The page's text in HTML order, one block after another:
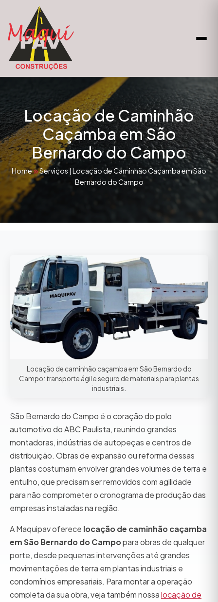
Locação de Caminhão
Caçamba em São
Bernardo do Campo
Home Serviços | Locação de Caminhão Caçamba em São
Bernardo do Campo
Locação de caminhão caçamba em São Bernardo do
Campo: transporte ágil e seguro de materiais para plantas
industriais.
São Bernardo do Campo é o coração do polo
automotivo do ABC Paulista, reunindo grandes
montadoras, indústrias de autopeças e centros de
distribuição. Obras de expansão ou reforma dessas
plantas costumam envolver grandes volumes de terra e
entulho, que precisam ser removidos com agilidade
para não comprometer o cronograma de produção das
empresas instaladas na região.
A Maquipav oferece locação de caminhão caçamba
em São Bernardo do Campopara obras de qualquer
porte, desde pequenas intervenções até grandes
movimentações de terra em plantas industriais e
condomínios empresariais. Para montar a operação
completa da sua obra, veja também nossalocação de